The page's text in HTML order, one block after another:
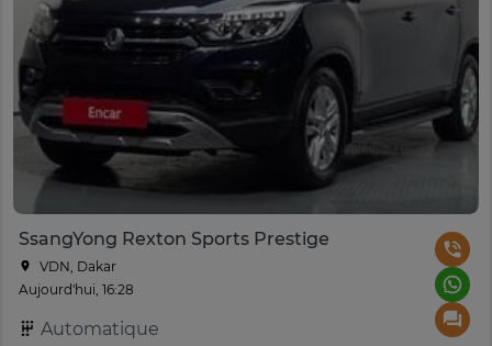
SsangYong Rexton Sports Prestige
VDN, Dakar
Aujourd'hui, 16:28
Automatique